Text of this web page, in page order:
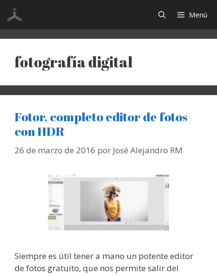
Saltar
contenido
Menú
fotografía digital
Fotor, completo editor de fotos
con HDR
26 de marzo de 2016 por José Alejandro RM
Siempre es útil tener a mano un potente editor
de fotos gratuito, que nos permite salir del